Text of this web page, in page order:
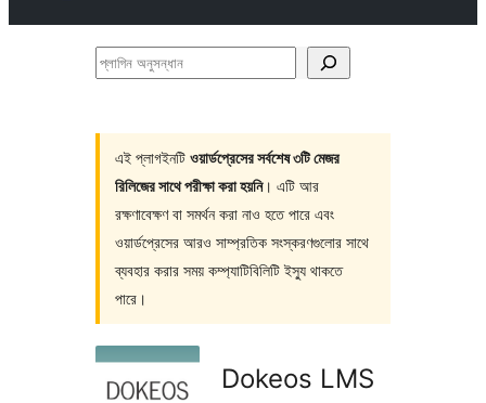
প্লাগিন
এই প্লাগইনটি ওয়ার্ডপ্রেসের সর্বশেষ ৩টি মেজর
রিলিজের সাথে পরীক্ষা করা হয়নি। এটি আর
রক্ষণাবেক্ষণ বা সমর্থন করা নাও হতে পারে এবং
ওয়ার্ডপ্রেসের আরও সাম্প্রতিক সংস্করণগুলোর সাথে
ব্যবহার করার সময় কম্প্যাটিবিলিটি ইস্যু থাকতে
পারে।
Dokeos LMS